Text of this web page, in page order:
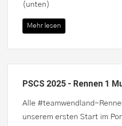
(unten)
Mehr lesen
PSCS 2025 - Rennen 1
Alle #teamwendland-
unserem ersten Start im